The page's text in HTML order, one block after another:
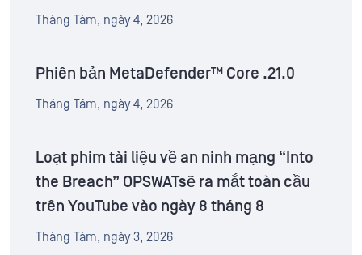
Tháng Tám, ngày 4, 2026
Phiên bản MetaDefender™ Core .21.0
Tháng Tám, ngày 4, 2026
Loạt phim tài liệu về an ninh mạng “Into
the Breach” OPSWATsẽ ra mắt toàn cầu
trên YouTube vào ngày 8 tháng 8
Tháng Tám, ngày 3, 2026